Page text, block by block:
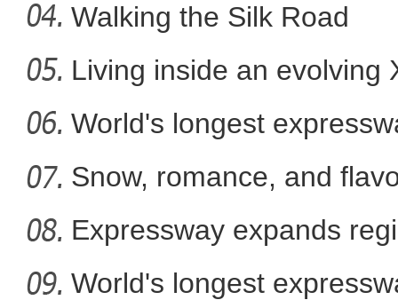
“用生命践行为民情怀”新疆政
comm
Walking the Silk Road
Living inside an evolving
World's longest
Ti
Snow, romance, and
Expressway expands
World's longest